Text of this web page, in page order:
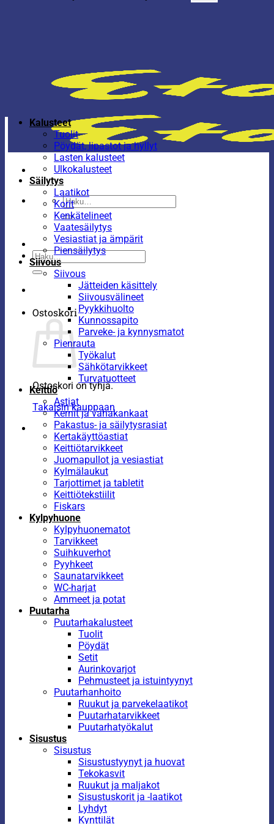
Etsi:
Etsi:
Ostoskori
Ostoskori on tyhjä.
Takaisin kauppaan
Kalusteet
Tuolit
Pöydät, lipastot ja hyllyt
Lasten kalusteet
Ulkokalusteet
Säilytys
Laatikot
Korit
Kenkätelineet
Vaatesäilytys
Vesiastiat ja ämpärit
Piensäilytys
Siivous
Siivous
Jätteiden käsittely
Siivousvälineet
Pyykkihuolto
Kunnossapito
Parveke- ja kynnysmatot
Pienrauta
Työkalut
Sähkötarvikkeet
Turvatuotteet
Keittiö
Astiat
Kernit ja vahakankaat
Pakastus- ja säilytysrasiat
Kertakäyttöastiat
Keittiötarvikkeet
Juomapullot ja vesiastiat
Kylmälaukut
Tarjottimet ja tabletit
Keittiötekstiilit
Fiskars
Kylpyhuone
Kylpyhuonematot
Tarvikkeet
Suihkuverhot
Pyyhkeet
Saunatarvikkeet
WC-harjat
Ammeet ja potat
Puutarha
Puutarhakalusteet
Tuolit
Pöydät
Setit
Aurinkovarjot
Pehmusteet ja istuintyynyt
Puutarhanhoito
Ruukut ja parvekelaatikot
Puutarhatarvikkeet
Puutarhatyökalut
Sisustus
Sisustus
Sisustustyynyt ja huovat
Tekokasvit
Ruukut ja maljakot
Sisustuskorit ja -laatikot
Lyhdyt
Kynttilät